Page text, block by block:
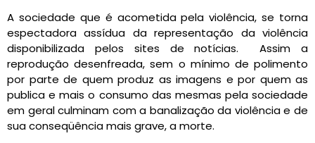
A sociedade que é acometida pela violência, se torna
espectadora assídua da representação da violência
disponibilizada pelos sites de notícias. Assim a
reprodução desenfreada, sem o mínimo de polimento
por parte de quem produz as imagens e por quem as
publica e mais o consumo das mesmas pela sociedade
em geral culminam com a banalização da violência e de
sua conseqüência mais grave, a morte.